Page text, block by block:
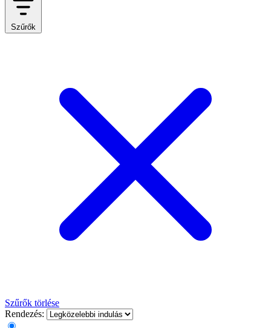
Szűrők
Szűrők törlése
Rendezés: